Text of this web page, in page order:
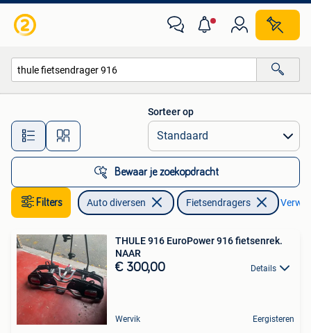
Alle afstanden…
Sorteer op
Bewaar je zoekopdracht
Filters Auto diversen Fietsendragers
THULE 916 EuroPower 916 fietsenrek.
NAAR
€ 300,00 Details
Wervik Eergisteren